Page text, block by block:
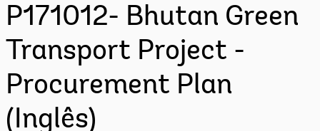
P171012- Bhutan Green
Transport Project -
Procurement Plan
(Inglês)